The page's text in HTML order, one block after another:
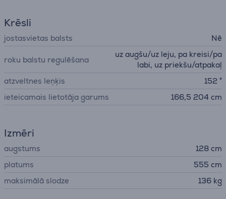
Krēsli
jostasvietas balsts Nē
roku balstu regulēšana
uz augšu/uz leju, pa kreisi/pa
labi, uz priekšu/atpakaļ
atzveltnes leņķis
152 °
ieteicamais lietotāja garums
166,5 204 cm
Izmēri
augstums
128 cm
platums
555 cm
maksimālā slodze
136 kg